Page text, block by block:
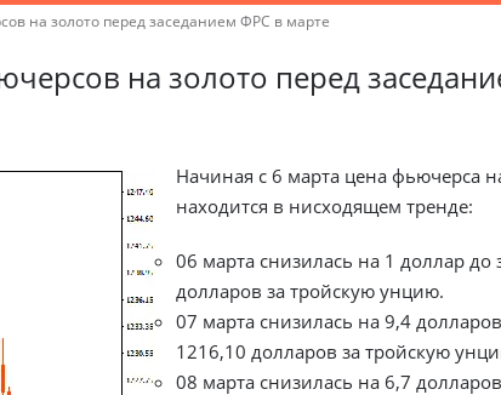
на золото перед заседанием ФРС в марте
на золото перед
Начиная с 6 марта цена фьючерса
находится в нисходящем тренде:
06 марта снизилась на 1 доллар до
долларов за тройскую унцию.
07 марта снизилась на 9,4
1216,10 долларов за тройскую
08 марта снизилась на 6,7